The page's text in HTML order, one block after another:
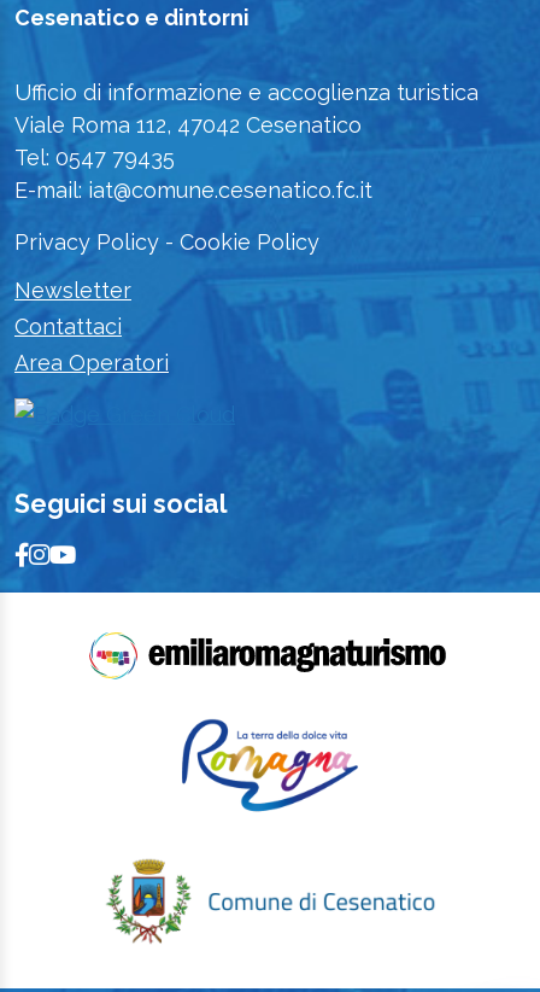
Cesenatico e dintorni
Ufficio di informazione e accoglienza turistica
Viale Roma 112, 47042 Cesenatico
Tel: 0547 79435
E-mail: iat@comune.cesenatico.fc.it
Privacy Policy - Cookie Policy
Newsletter
Contattaci
Area Operatori
Seguici sui social